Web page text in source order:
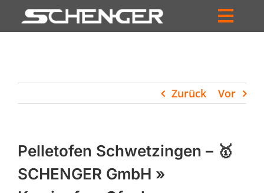
Inhalt
HÄNDLERSUCHE
UNTERNEHMEN
Zurück Vor
Pelletofen Schwetzingen – 🥇
SCHENGER GmbH »